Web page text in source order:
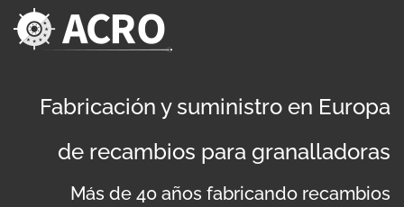
Fabricación y suministro en Europa
de recambios para granalladoras
Más de 40 años fabricando recambios